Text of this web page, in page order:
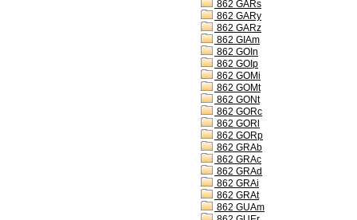
862 GARs
862 GARy
862 GARz
862 GIAm
862 GOIn
862 GOIp
862 GOMi
862 GOMt
862 GONt
862 GORc
862 GORl
862 GORp
862 GRAb
862 GRAc
862 GRAd
862 GRAi
862 GRAt
862 GUAm